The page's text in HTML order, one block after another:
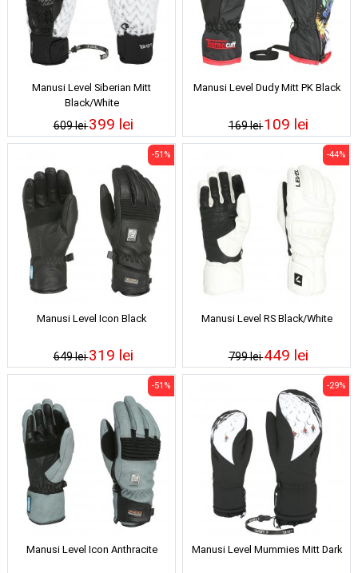
Manusi Level Siberian Mitt
Black/White
609 lei399 lei
Manusi Level Dudy Mitt PK Black
169 lei109 lei
Manusi Level Icon Black
649 lei
-51%
319 lei
Manusi Level RS Black/White
799 lei
-44%
449 lei
Manusi Level Icon Anthracite
-51%
Manusi Level Mummies Mitt Dark
-29%